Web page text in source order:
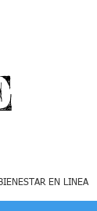
BIENESTAR EN LINEA